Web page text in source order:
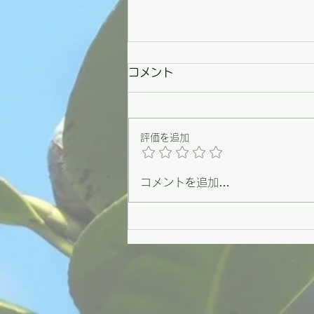
【野々市】条例づくりの原点
コメント
評価を追加
コメントを追加…